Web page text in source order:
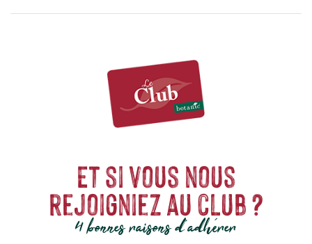
Et si vous nous
rejoigniez au club ?
4 bonnes raisons d'adhérer